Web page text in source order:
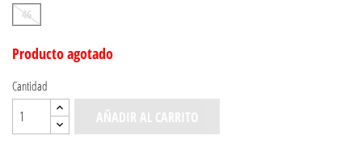
46
Producto agotado
Cantidad
AÑADIR AL CARRITO